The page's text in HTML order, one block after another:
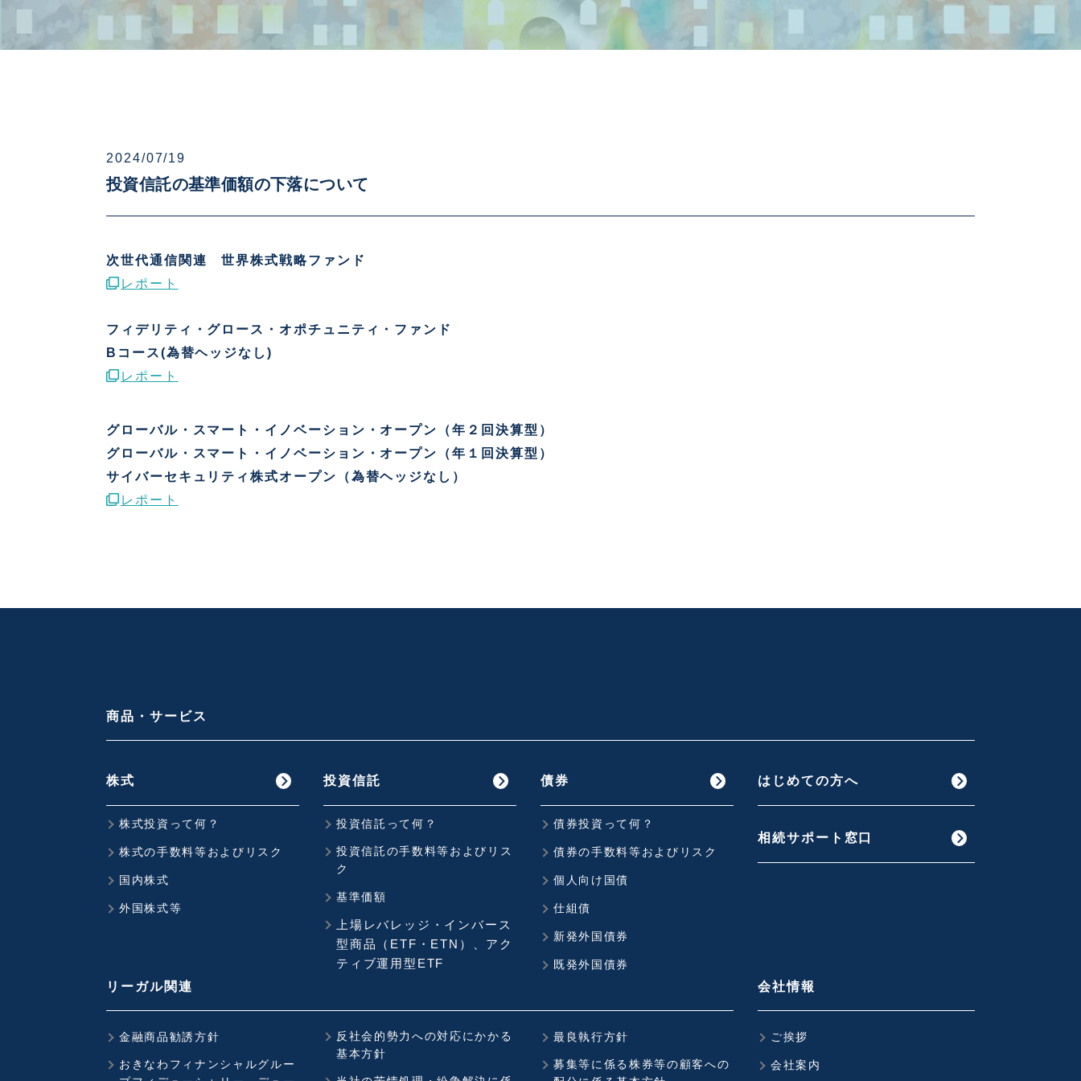
2024/07/19
投資信託の基準価額の下落について
次世代通信関連 世界株式戦略ファンド
レポート
フィデリティ・グロース・オポチュニティ・ファンド
Bコース(為替ヘッジなし)
レポート
グローバル・スマート・イノベーション・オープン（年２回決算型）
グローバル・スマート・イノベーション・オープン（年１回決算型）
サイバーセキュリティ株式オープン（為替ヘッジなし）
レポート
商品・サービス
株式
株式投資って何？
株式の手数料等およびリスク
国内株式
外国株式等
投資信託
投資信託って何？
投資信託の手数料等およびリス
ク
基準価額
上場レバレッジ・インバース
型商品（ETF・ETN）、アク
ティブ運用型ETF
債券
債券投資って何？
債券の手数料等およびリスク
個人向け国債
仕組債
新発外国債券
既発外国債券
はじめての方へ
相続サポート窓口
リーガル関連
金融商品勧誘方針
おきなわフィナンシャルグルー
反社会的勢力への対応にかかる
基本方針
最良執行方針
募集等に係る株券等の顧客への
会社情報
ご挨拶
会社案内